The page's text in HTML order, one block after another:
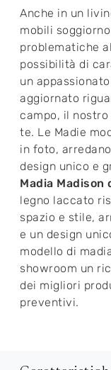
Anche in un
mobili
problematiche
possibilità di
un
aggiornato
campo, il
te. Le Madie
in foto,
design unico e
Madia Madison
legno laccato
spazio e stile,
e un design
modello di
showroom un
dei migliori
preventivi.